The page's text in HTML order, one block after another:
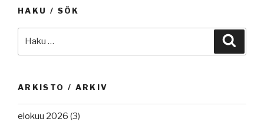
HAKU / SÖK
ARKISTO / ARKIV
elokuu 2026 (3)